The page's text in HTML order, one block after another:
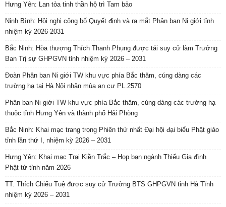
Hưng Yên: Lan tỏa tinh thần hộ trì Tam bảo
Ninh Bình: Hội nghị công bố Quyết định và ra mắt Phân ban Ni giới tỉnh
nhiệm kỳ 2026-2031
Bắc Ninh: Hòa thượng Thích Thanh Phụng được tái suy cử làm Trưởng
Ban Trị sự GHPGVN tỉnh nhiệm kỳ 2026 – 2031
Đoàn Phân ban Ni giới TW khu vực phía Bắc thăm, cúng dàng các
trường hạ tại Hà Nội nhân mùa an cư PL.2570
Phân ban Ni giới TW khu vực phía Bắc thăm, cúng dàng các trường hạ
thuộc tỉnh Hưng Yên và thành phố Hải Phòng
Bắc Ninh: Khai mạc trang trọng Phiên thứ nhất Đại hội đại biểu Phật giáo
tỉnh lần thứ I, nhiệm kỳ 2026 – 2031
Hưng Yên: Khai mạc Trại Kiền Trắc – Họp bạn ngành Thiếu Gia đình
Phật tử tỉnh năm 2026
TT. Thích Chiếu Tuệ được suy cử Trưởng BTS GHPGVN tỉnh Hà Tĩnh
nhiệm kỳ 2026 – 2031